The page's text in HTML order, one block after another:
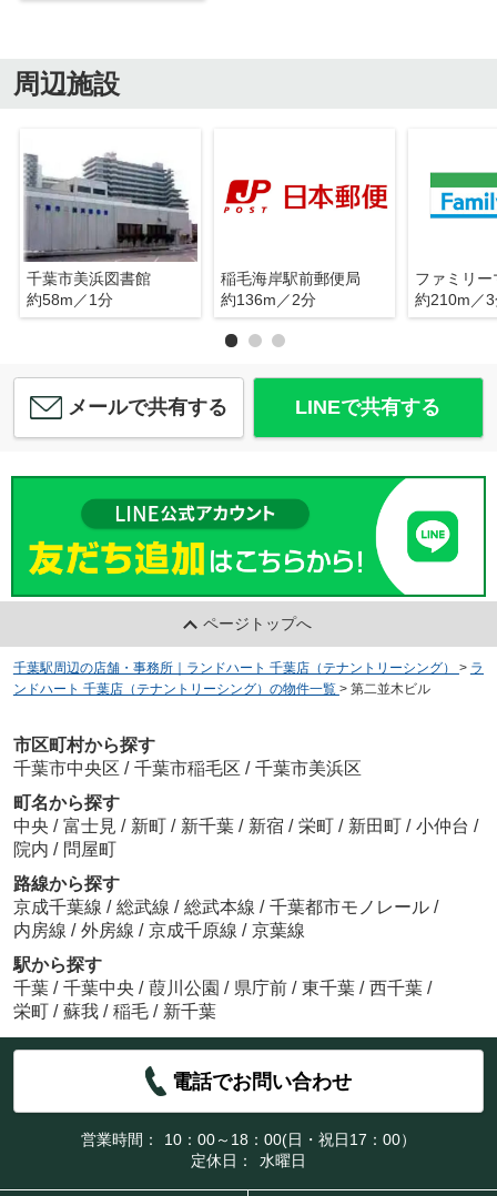
周辺施設
千葉市美浜図書館
約58m／1分
稲毛海岸駅前郵便局
約136m／2分
約210m／
メールで共有する LINEで共有する
ページトップへ
千葉駅周辺の店舗・事務所｜ランドハート 千葉店（テナントリーシング） > ラ
ンドハート 千葉店（テナントリーシング）の物件一覧 > 第⼆並⽊ビル
市区町村から探す
千葉市中央区 / 千葉市稲毛区 / 千葉市美浜区
町名から探す
中央 / 富士見 / 新町 / 新千葉 / 新宿 / 栄町 / 新田町 / 小仲台 /
院内 / 問屋町
路線から探す
京成千葉線 / 総武線 / 総武本線 / 千葉都市モノレール /
内房線 / 外房線 / 京成千原線 / 京葉線
駅から探す
千葉 / 千葉中央 / 葭川公園 / 県庁前 / 東千葉 / 西千葉 /
栄町 / 蘇我 / 稲毛 / 新千葉
電話でお問い合わせ
営業時間：
10：00～18：00(日・祝日17：00）
定休日：
水曜日